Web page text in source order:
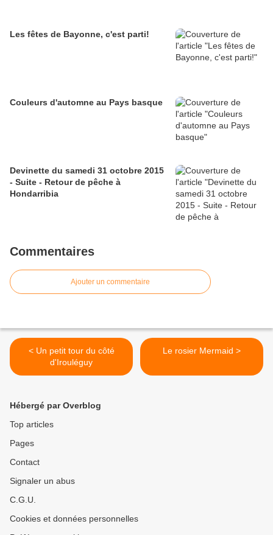
Les fêtes de Bayonne, c'est parti!
Couleurs d'automne au Pays basque
Devinette du samedi 31 octobre 2015
- Suite - Retour de pêche à
Hondarribia
Commentaires
Ajouter un commentaire
< Un petit tour du côté
d'Irouléguy
Le rosier Mermaid >
Hébergé par Overblog
Top articles
Pages
Contact
Signaler un abus
C.G.U.
Cookies et données personnelles